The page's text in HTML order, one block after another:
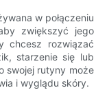
w połączeniu
zwiększyć jego
chcesz rozwiązać
starzenie się lub
swojej rutyny może
i wyglądu skóry.